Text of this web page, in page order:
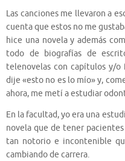
Las canciones me llevaron a
cuenta que estos no me
hice una novela y además
todo de biografías de
telenovelas con capítulos y/o
dije «esto no es lo mío» y,
ahora, me metí a estudiar
En la facultad, yo era una
novela que de tener
tan notorio e incontenible
cambiando de carrera.